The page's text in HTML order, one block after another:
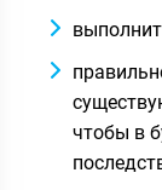
чтобы в